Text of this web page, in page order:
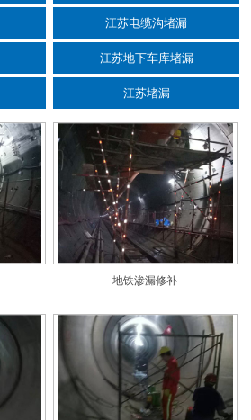
江苏电缆沟堵漏
江苏地下车库堵漏
江苏堵漏
地铁渗漏修补